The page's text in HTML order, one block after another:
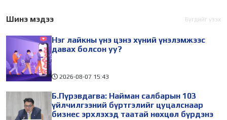
өдөр зохион
холбогдуулан Нийслэлийн
төлөөлөгчид Монгол
айлчлалынхаа хүрээнд
Шинэ мэдээ Бүгдийг үзэх
Нэг лайкны үнэ цэнэ хүний үнэлэмжээс
давах болсон уу?
2026-08-07 15:43
Б.Пүрэвдагва: Найман салбарын 103
үйлчилгээний бүртгэлийг цуцалснаар
бизнес эрхлэхэд таатай нөхцөл бүрдэнэ